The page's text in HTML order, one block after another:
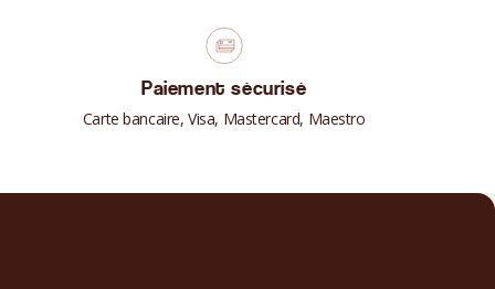
Paiement sécurisé
Carte bancaire, Visa, Mastercard, Maestro